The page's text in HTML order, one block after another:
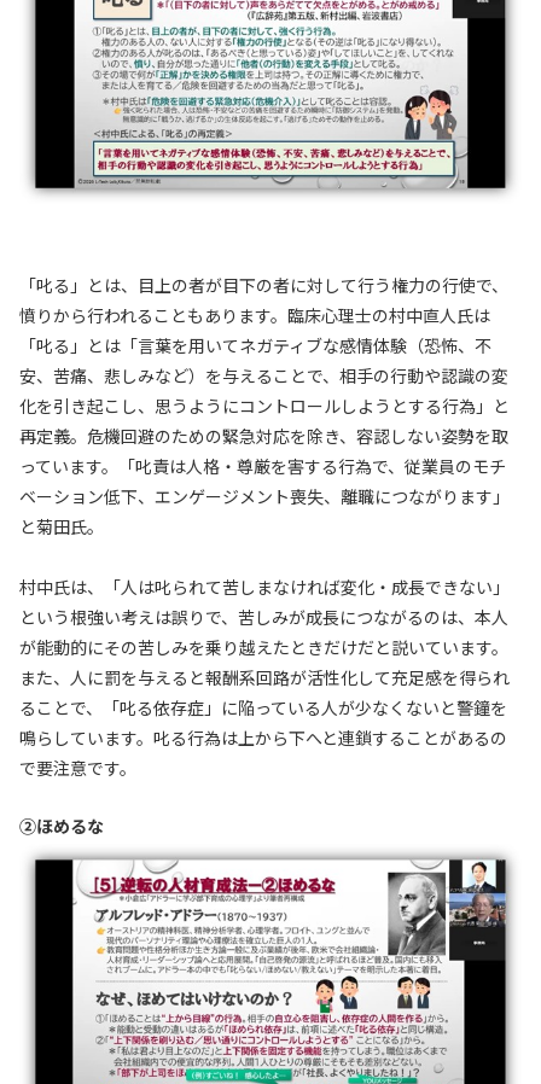
「叱る」とは、目上の者が目下の者に対して行う権力の行使で、
憤りから行われることもあります。臨床心理士の村中直人氏は
「叱る」とは「言葉を用いてネガティブな感情体験（恐怖、不
安、苦痛、悲しみなど）を与えることで、相手の行動や認識の変
化を引き起こし、思うようにコントロールしようとする行為」と
再定義。危機回避のための緊急対応を除き、容認しない姿勢を取
っています。「叱責は人格・尊厳を害する行為で、従業員のモチ
ベーション低下、エンゲージメント喪失、離職につながります」
と菊田氏。
村中氏は、「人は叱られて苦しまなければ変化・成長できない」
という根強い考えは誤りで、苦しみが成長につながるのは、本人
が能動的にその苦しみを乗り越えたときだけだと説いています。
また、人に罰を与えると報酬系回路が活性化して充足感を得られ
ることで、「叱る依存症」に陥っている人が少なくないと警鐘を
鳴らしています。叱る行為は上から下へと連鎖することがあるの
で要注意です。
②ほめるな